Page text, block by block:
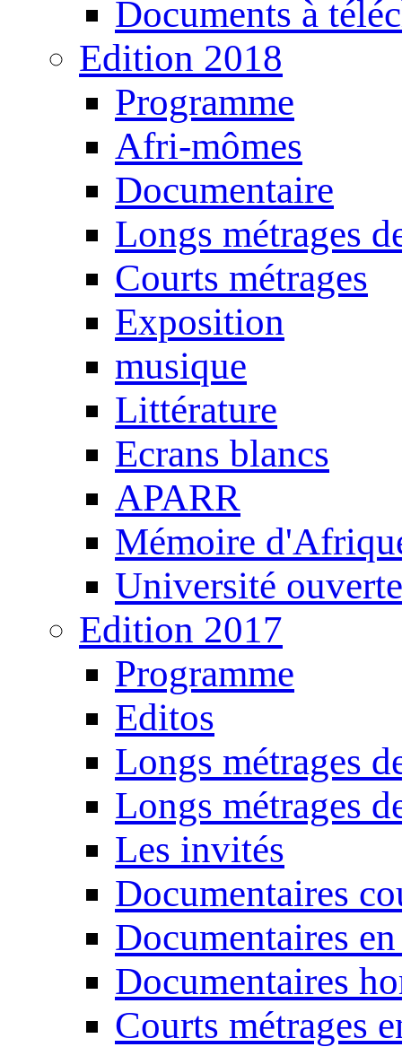
Documents à
Edition 2018
Programme
Afri-mômes
Documentaire
Longs métrages
Courts métrages
Exposition
musique
Littérature
Ecrans blancs
APARR
Mémoire
Université ouverte
Edition 2017
Programme
Editos
Longs métrages
Longs métrages
Les invités
Documentaires
Documentaires
Documentaires
Courts métrages